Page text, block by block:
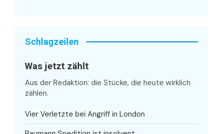
Schlagzeilen
Was jetzt zählt
Aus der Redaktion: die Stücke, die heute wirklich
zählen.
Vier Verletzte bei Angriff in London